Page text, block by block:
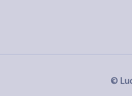
la conformité avec ©